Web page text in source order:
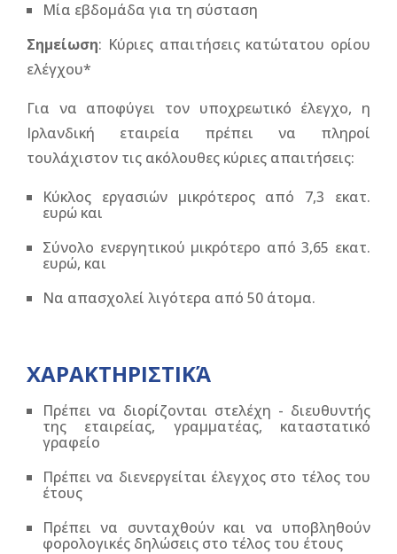
Μία εβδομάδα για τη σύσταση
Σηµείωση: Κύριες απαιτήσεις κατώτατου ορίου
ελέγχου*
Για να αποφύγει τον υποχρεωτικό έλεγχο, η
Ιρλανδική εταιρεία πρέπει να πληροί
τουλάχιστον τις ακόλουθες κύριες απαιτήσεις:
Κύκλος εργασιών μικρότερος από 7,3 εκατ.
ευρώ και
Σύνολο ενεργητικού μικρότερο από 3,65 εκατ.
ευρώ, και
Να απασχολεί λιγότερα από 50 άτομα.
ΧΑΡΑΚΤΗΡΙΣΤΙΚΆ
Πρέπει να διορίζονται στελέχη - διευθυντής
της εταιρείας, γραμματέας, καταστατικό
γραφείο
Πρέπει να διενεργείται έλεγχος στο τέλος του
έτους
Πρέπει να συνταχθούν και να υποβληθούν
φορολογικές δηλώσεις στο τέλος του έτους